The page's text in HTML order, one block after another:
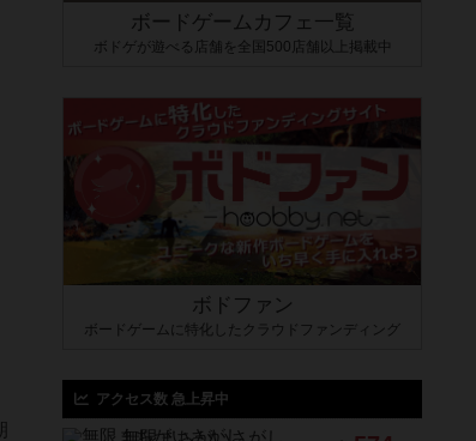
ボードゲームカフェ一覧
ボドゲが遊べる店舗を全国500店舗以上掲載中
ボドファン
ボードゲームに特化したクラウドファンディング
アクセス数 急上昇中